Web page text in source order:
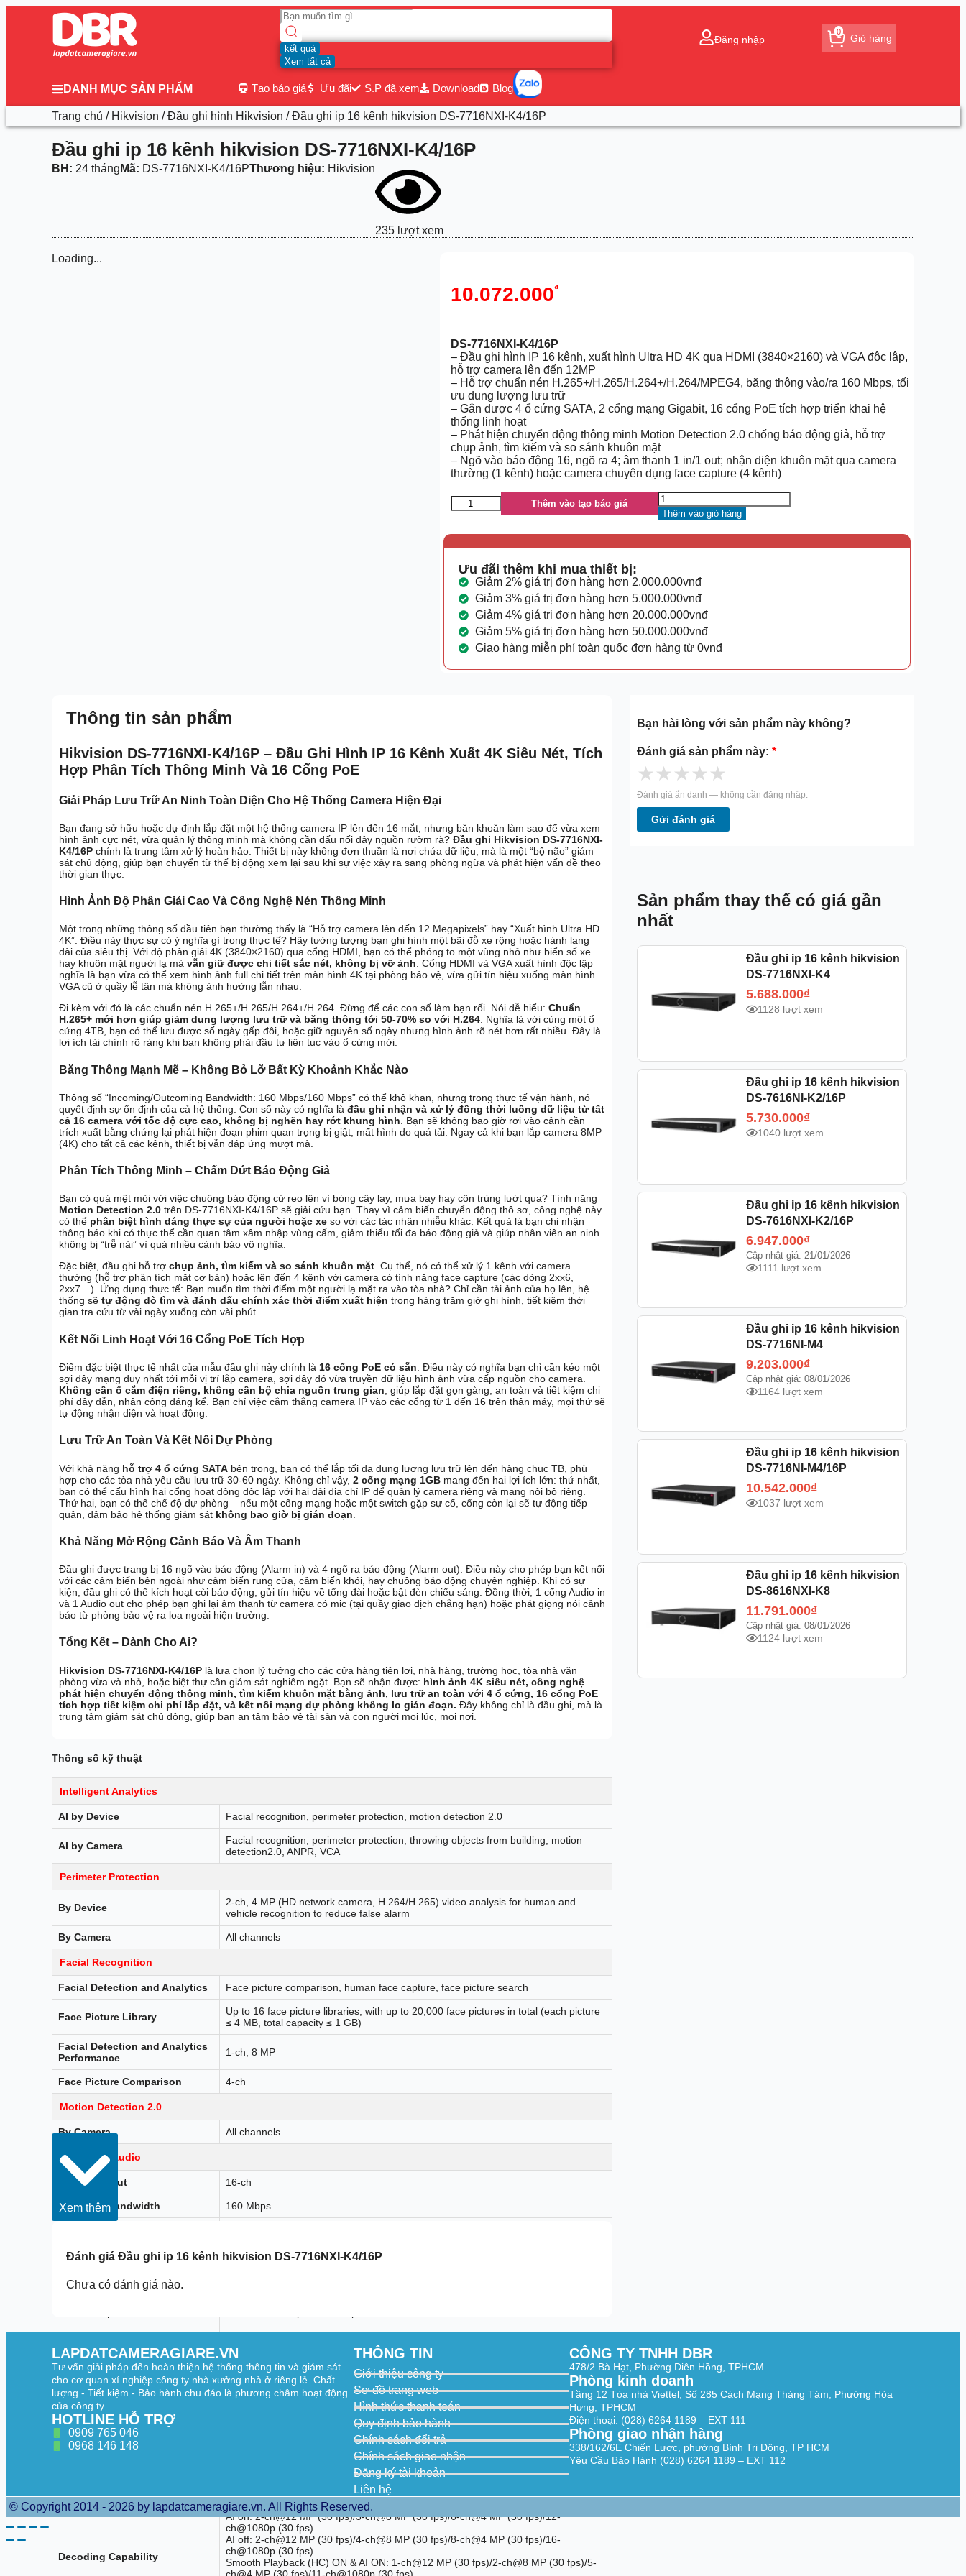
kết quả
Xem tất cả
Đăng nhập Giỏ hàng
0
DANH MỤC SẢN PHẨM Tạo báo giá Ưu đãi S.P đã xem Download Blog
Trang chủ / Hikvision /Đầu ghi hình Hikvision / Đầu ghi ip 16 kênh hikvision DS-7716NXI-K4/16P
Đầu ghi ip 16 kênh hikvision DS-7716NXI-K4/16P
BH: 24 tháng Mã: DS-7716NXI-K4/16PThương hiệu: Hikvision
235 lượt xem
Loading...
10.072.000₫
DS-7716NXI-K4/16P
– Đầu ghi hình IP 16 kênh, xuất hình Ultra HD 4K qua HDMI (3840×2160) và VGA độc lập,
hỗ trợ camera lên đến 12MP
– Hỗ trợ chuẩn nén H.265+/H.265/H.264+/H.264/MPEG4, băng thông vào/ra 160 Mbps, tối
ưu dung lượng lưu trữ
– Gắn được 4 ổ cứng SATA, 2 cổng mạng Gigabit, 16 cổng PoE tích hợp triển khai hệ
thống linh hoạt
– Phát hiện chuyển động thông minh Motion Detection 2.0 chống báo động giả, hỗ trợ
chụp ảnh, tìm kiếm và so sánh khuôn mặt
– Ngõ vào báo động 16, ngõ ra 4; âm thanh 1 in/1 out; nhận diện khuôn mặt qua camera
thường (1 kênh) hoặc camera chuyên dụng face capture (4 kênh)
Thêm vào tạo báo giá
Thêm vào giỏ hàng
Ưu đãi thêm khi mua thiết bị:
Giảm 2% giá trị đơn hàng hơn 2.000.000vnđ
Giảm 3% giá trị đơn hàng hơn 5.000.000vnđ
Giảm 4% giá trị đơn hàng hơn 20.000.000vnđ
Giảm 5% giá trị đơn hàng hơn 50.000.000vnđ
Giao hàng miễn phí toàn quốc đơn hàng từ 0vnđ
Thông tin sản phẩm
Hikvision DS-7716NXI-K4/16P – Đầu Ghi Hình IP 16 Kênh Xuất 4K Siêu Nét, Tích
Hợp Phân Tích Thông Minh Và 16 Cổng PoE
Giải Pháp Lưu Trữ An Ninh Toàn Diện Cho Hệ Thống Camera Hiện Đại
Bạn đang sở hữu hoặc dự định lắp đặt một hệ thống camera IP lên đến 16 mắt, nhưng băn khoăn làm sao để vừa xem
hình ảnh cực nét, vừa quản lý thông minh mà không cần đấu nối dây nguồn rườm rà? Đầu ghi Hikvision DS-7716NXI-
K4/16P chính là trung tâm xử lý hoàn hảo. Thiết bị này không đơn thuần là nơi chứa dữ liệu, mà là một “bộ não” giám
sát chủ động, giúp bạn chuyển từ thế bị động xem lại sau khi sự việc xảy ra sang phòng ngừa và phát hiện vấn đề theo
thời gian thực.
Hình Ảnh Độ Phân Giải Cao Và Công Nghệ Nén Thông Minh
Một trong những thông số đầu tiên bạn thường thấy là “Hỗ trợ camera lên đến 12 Megapixels” hay “Xuất hình Ultra HD
4K”. Điều này thực sự có ý nghĩa gì trong thực tế? Hãy tưởng tượng bạn ghi hình một bãi đỗ xe rộng hoặc hành lang
dài của siêu thị. Với độ phân giải 4K (3840×2160) qua cổng HDMI, bạn có thể phóng to một vùng nhỏ như biển số xe
hay khuôn mặt người lạ mà vẫn giữ được chi tiết sắc nét, không bị vỡ ảnh. Cổng HDMI và VGA xuất hình độc lập
nghĩa là bạn vừa có thể xem hình ảnh full chi tiết trên màn hình 4K tại phòng bảo vệ, vừa gửi tín hiệu xuống màn hình
VGA cũ ở quầy lễ tân mà không ảnh hưởng lẫn nhau.
Đi kèm với đó là các chuẩn nén H.265+/H.265/H.264+/H.264. Đừng để các con số làm bạn rối. Nói dễ hiểu: Chuẩn
H.265+ mới hơn giúp giảm dung lượng lưu trữ và băng thông tới 50-70% so với H.264. Nghĩa là với cùng một ổ
cứng 4TB, bạn có thể lưu được số ngày gấp đôi, hoặc giữ nguyên số ngày nhưng hình ảnh rõ nét hơn rất nhiều. Đây là
lợi ích tài chính rõ ràng khi bạn không phải đầu tư liên tục vào ổ cứng mới.
Băng Thông Mạnh Mẽ – Không Bỏ Lỡ Bất Kỳ Khoảnh Khắc Nào
Thông số “Incoming/Outcoming Bandwidth: 160 Mbps/160 Mbps” có thể khô khan, nhưng trong thực tế vận hành, nó
quyết định sự ổn định của cả hệ thống. Con số này có nghĩa là đầu ghi nhận và xử lý đồng thời luồng dữ liệu từ tất
cả 16 camera với tốc độ cực cao, không bị nghẽn hay rớt khung hình . Bạn sẽ không bao giờ rơi vào cảnh cần
trích xuất bằng chứng lại phát hiện đoạn phim quan trọng bị giật, mất hình do quá tải. Ngay cả khi bạn lắp camera 8MP
(4K) cho tất cả các kênh, thiết bị vẫn đáp ứng mượt mà.
Phân Tích Thông Minh – Chấm Dứt Báo Động Giả
Bạn có quá mệt mỏi với việc chuông báo động cứ reo lên vì bóng cây lay, mưa bay hay côn trùng lướt qua? Tính năng
Motion Detection 2.0 trên DS-7716NXI-K4/16P sẽ giải cứu bạn. Thay vì cảm biến chuyển động thô sơ, công nghệ này
có thể phân biệt hình dáng thực sự của người hoặc xe so với các tác nhân nhiễu khác. Kết quả là bạn chỉ nhận
thông báo khi có thực thể cần quan tâm xâm nhập vùng cấm, giảm thiểu tối đa báo động giả và giúp nhân viên an ninh
không bị “trễ nải” vì quá nhiều cảnh báo vô nghĩa.
Đặc biệt, đầu ghi hỗ trợ chụp ảnh, tìm kiếm và so sánh khuôn mặt. Cụ thể, nó có thể xử lý 1 kênh với camera
thường (hỗ trợ phân tích mặt cơ bản) hoặc lên đến 4 kênh với camera có tính năng face capture (các dòng 2xx6,
2xx7…). Ứng dụng thực tế: Bạn muốn tìm thời điểm một người lạ mặt ra vào tòa nhà? Chỉ cần tải ảnh của họ lên, hệ
thống sẽ tự động dò tìm và đánh dấu chính xác thời điểm xuất hiện trong hàng trăm giờ ghi hình, tiết kiệm thời
gian tra cứu từ vài ngày xuống còn vài phút.
Kết Nối Linh Hoạt Với 16 Cổng PoE Tích Hợp
Điểm đặc biệt thực tế nhất của mẫu đầu ghi này chính là 16 cổng PoE có sẵn . Điều này có nghĩa bạn chỉ cần kéo một
sợi dây mạng duy nhất tới mỗi vị trí lắp camera, sợi dây đó vừa truyền dữ liệu hình ảnh vừa cấp nguồn cho camera.
Không cần ổ cắm điện riêng, không cần bộ chia nguồn trung gian , giúp lắp đặt gọn gàng, an toàn và tiết kiệm chi
phí dây dẫn, nhân công đáng kể. Bạn chỉ việc cắm thẳng camera IP vào các cổng từ 1 đến 16 trên thân máy, mọi thứ sẽ
tự động nhận diện và hoạt động.
Lưu Trữ An Toàn Và Kết Nối Dự Phòng
Với khả năng hỗ trợ 4 ổ cứng SATA bên trong, bạn có thể lắp tối đa dung lượng lưu trữ lên đến hàng chục TB, phù
hợp cho các tòa nhà yêu cầu lưu trữ 30-60 ngày. Không chỉ vậy, 2 cổng mạng 1GB mang đến hai lợi ích lớn: thứ nhất,
bạn có thể cấu hình hai cổng hoạt động độc lập với hai dải địa chỉ IP để quản lý camera riêng và mạng nội bộ riêng.
Thứ hai, bạn có thể chế độ dự phòng – nếu một cổng mạng hoặc một switch gặp sự cố, cổng còn lại sẽ tự động tiếp
quản, đảm bảo hệ thống giám sát không bao giờ bị gián đoạn
Khả Năng Mở Rộng Cảnh Báo Và Âm Thanh
Đầu ghi được trang bị 16 ngõ vào báo động (Alarm in) và 4 ngõ ra báo động (Alarm out). Điều này cho phép bạn kết nối
với các cảm biến bên ngoài như cảm biến rung cửa, cảm biến khói, hay chuông báo động chuyên nghiệp. Khi có sự
kiện, đầu ghi có thể kích hoạt còi báo động, gửi tín hiệu về tổng đài hoặc bật đèn chiếu sáng. Đồng thời, 1 cổng Audio in
và 1 Audio out cho phép bạn ghi lại âm thanh từ camera có mic (tại quầy giao dịch chẳng hạn) hoặc phát giọng nói cảnh
báo từ phòng bảo vệ ra loa ngoài hiện trường.
Tổng Kết – Dành Cho Ai?
Hikvision DS-7716NXI-K4/16P là lựa chọn lý tưởng cho các cửa hàng tiện lợi, nhà hàng, trường học, tòa nhà văn
phòng vừa và nhỏ, hoặc biệt thự cần giám sát nghiêm ngặt. Bạn sẽ nhận được: hình ảnh 4K siêu nét, công nghệ
phát hiện chuyển động thông minh, tìm kiếm khuôn mặt bằng ảnh, lưu trữ an toàn với 4 ổ cứng, 16 cổng PoE
tích hợp tiết kiệm chi phí lắp đặt, và kết nối mạng dự phòng không lo gián đoạn. Đây không chỉ là đầu ghi, mà là
trung tâm giám sát chủ động, giúp bạn an tâm bảo vệ tài sản và con người mọi lúc, mọi nơi.
Thông số kỹ thuật
Intelligent Analytics
AI by Device Facial recognition, perimeter protection, motion detection 2.0
AI by Camera
Facial recognition, perimeter protection, throwing objects from building, motion
detection2.0, ANPR, VCA
Perimeter Protection
By Device
2-ch, 4 MP (HD network camera, H.264/H.265) video analysis for human and
vehicle recognition to reduce false alarm
By Camera All channels
Facial Recognition
Facial Detection and Analytics Face picture comparison, human face capture, face picture search
Face Picture Library
Up to 16 face picture libraries, with up to 20,000 face pictures in total (each picture
≤ 4 MB, total capacity ≤ 1 GB)
Facial Detection and Analytics
Performance
1-ch, 8 MP
Face Picture Comparison 4-ch
Motion Detection 2.0
By Camera All channels
Video and Audio
IP Video Input 16-ch
Incoming Bandwidth 160 Mbps
HDMI Output
1-ch, 4K (3840 × 2160)/30Hz, 2K (2560 × 1440)/60Hz, 1920 × 1080/60Hz, 1600 ×
VGA Output
Audio Output 1-ch, RCA (Linear, 1 KΩ)
Two-Way Audio 1-ch, RCA (2.0 Vp-p, 1 KΩ, using the audio input )
Decoding
Decoding Format
12 MP/8 MP/6 MP/5 MP/4 MP/3 MP/1080p/UXGA/
720p/VGA/4CIF/DCIF/2CIF/CIF/QCIF
Decoding Capability
AI on: 2-ch@12 MP (30 fps)/3-ch@8 MP (30 fps)/6-ch@4 MP (30 fps)/12-
ch@1080p (30 fps)
AI off: 2-ch@12 MP (30 fps)/4-ch@8 MP (30 fps)/8-ch@4 MP (30 fps)/16-
ch@1080p (30 fps)
Smooth Playback (HC) ON & AI ON: 1-ch@12 MP (30 fps)/2-ch@8 MP (30 fps)/5-
Xem thêm
Đánh giá Đầu ghi ip 16 kênh hikvision DS-7716NXI-K4/16P
Chưa có đánh giá nào.
Bạn hài lòng với sản phẩm này không?
Đánh giá sản phẩm này: *
★★★★★
Đánh giá ẩn danh — không cần đăng nhập.
Gửi đánh giá
Sản phẩm thay thế có giá gần
nhất
Đầu ghi ip 16 kênh hikvision
DS-7716NXI-K4
5.688.000₫
1128 lượt xem
Đầu ghi ip 16 kênh hikvision
DS-7616NI-K2/16P
5.730.000₫
1040 lượt xem
Đầu ghi ip 16 kênh hikvision
DS-7616NXI-K2/16P
6.947.000₫
Cập nhật giá: 21/01/2026
1111 lượt xem
Đầu ghi ip 16 kênh hikvision
DS-7716NI-M4
9.203.000₫
Cập nhật giá: 08/01/2026
1164 lượt xem
Đầu ghi ip 16 kênh hikvision
DS-7716NI-M4/16P
10.542.000₫
1037 lượt xem
Đầu ghi ip 16 kênh hikvision
DS-8616NXI-K8
11.791.000₫
Cập nhật giá: 08/01/2026
1124 lượt xem
LAPDATCAMERAGIARE.VN
Tư vấn giải pháp đến hoàn thiện hệ thống thông tin và giám sát
cho cơ quan xí nghiệp công ty nhà xưởng nhà ở riêng lẻ. Chất
lượng - Tiết kiệm - Bảo hành chu đáo là phương châm hoạt động
của công ty
HOTLINE HỖ TRỢ
0909 765 046
0968 146 148
THÔNG TIN
Giới thiệu công ty
Sơ đồ trang web
Hình thức thanh toán
Quy định bảo hành
Chính sách đổi trả
Chính sách giao nhận
Đăng ký tài khoản
Liên hệ
CÔNG TY TNHH DBR
478/2 Bà Hạt, Phường Diên Hồng, TPHCM
Phòng kinh doanh
Tầng 12 Tòa nhà Viettel, Số 285 Cách Mạng Tháng Tám, Phường Hòa
Hưng, TPHCM
Điện thoại: (028) 6264 1189 – EXT 111
Phòng giao nhận hàng
338/162/6E Chiến Lược, phường Bình Trị Đông, TP HCM
Yêu Cầu Bảo Hành (028) 6264 1189 – EXT 112
© Copyright 2014 - 2026 by lapdatcameragiare.vn. All Rights Reserved.